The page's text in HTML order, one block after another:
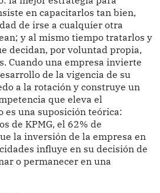
en capacitarlos tan bien,
de irse a cualquier otra
y al mismo tiempo tratarlos y
decidan, por voluntad propia,
Cuando una empresa invierte
de la vigencia de su
a la rotación y construye un
que eleva el
es una suposición teórica:
de KPMG, el 62% de
la inversión de la empresa en
influye en su decisión de
o permanecer en una